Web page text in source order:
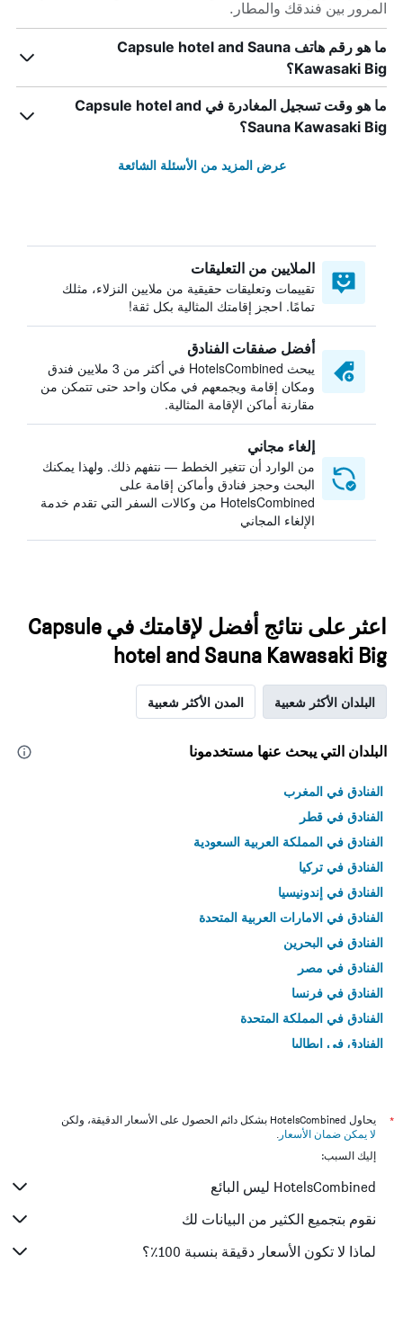
المرور بين فندقك والمطار.
ما هو رقم هاتف Capsule hotel and Sauna
Kawasaki Big؟
ما هو وقت تسجيل المغادرة في Capsule hotel and
Sauna Kawasaki Big؟
عرض المزيد من الأسئلة الشائعة
الملايين من التعليقات
تقييمات وتعليقات حقيقية من ملايين النزلاء، مثلك
تمامًا. احجز إقامتك المثالية بكل ثقة!
أفضل صفقات الفنادق
يبحث HotelsCombined في أكثر من 3 ملايين فندق
ومكان إقامة ويجمعهم في مكان واحد حتى تتمكن من
مقارنة أماكن الإقامة المثالية.
إلغاء مجاني
من الوارد أن تتغير الخطط — نتفهم ذلك. ولهذا يمكنك
البحث وحجز فنادق وأماكن إقامة على
HotelsCombined من وكالات السفر التي تقدم خدمة
الإلغاء المجاني
اعثر على نتائج أفضل لإقامتك في Capsule
hotel and Sauna Kawasaki Big
البلدان الأكثر شعبية المدن الأكثر شعبية
البلدان التي يبحث عنها مستخدمونا
الفنادق في المغرب
الفنادق في قطر
الفنادق في المملكة العربية السعودية
الفنادق في تركيا
الفنادق في إندونيسيا
الفنادق في الامارات العربية المتحدة
الفنادق في البحرين
الفنادق في مصر
الفنادق في فرنسا
الفنادق في المملكة المتحدة
الفنادق في إيطاليا
*
يحاول HotelsCombined بشكل دائم الحصول على الأسعار الدقيقة، ولكن
لا يمكن ضمان الأسعار .
إليك السبب:
HotelsCombined ليس البائع
نقوم بتجميع الكثير من البيانات لك
لماذا لا تكون الأسعار دقيقة بنسبة 100٪؟